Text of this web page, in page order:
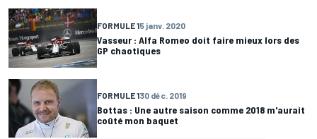
FORMULE 15 janv. 2020
Vasseur : Alfa Romeo doit faire mieux lors des
GP chaotiques
FORMULE 130 déc. 2019
Bottas : Une autre saison comme 2018 m'aurait
coûté mon baquet